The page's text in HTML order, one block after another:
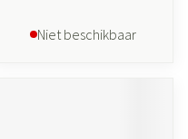
Niet beschikbaar